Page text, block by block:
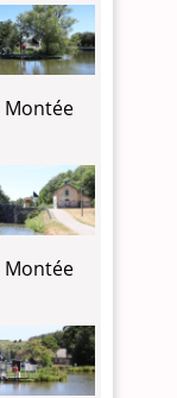
Montée
Montée